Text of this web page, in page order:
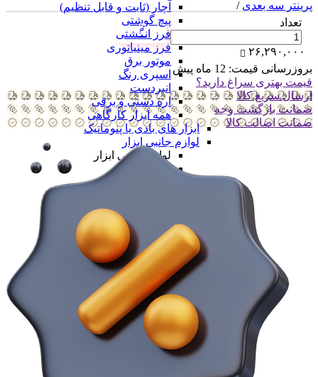
آچار (ثابت و قابل تنظیم)
پیچ گوشتی
فرز انگشتی
فرز مینیاتوری
موتور برق
اسپری رنگ
انبردست
اره دستی و برقی
همه ابزار کارگاهی
ابزار های بادی یا پنوماتیک
لوازم جانبی ابزار
لوازم جانبی ابزار
صفحه برش
فرچه سیمی
جعبه ابزار
همه لوازم جانبی ابزار
ابزار بنزینی
همه کارگاهی
جرثقیل و ابزار لیفتینگ
جرثقیل و ابزار لیفتینگ
جرثقیل بادی
جرثقیل برقی
جرثقیل دستی
جرثقیل ضد انفجار
پرینتر سه بعدی /
تعداد
۲۶,۲۹۰,۰۰۰
بروزرسانی قیمت: 12 ماه پیش
قیمت بهتری سراغ دارید؟
ارسال سریع کالا
ضمانت بازگشت وجه
ضمانت اضالت کالا